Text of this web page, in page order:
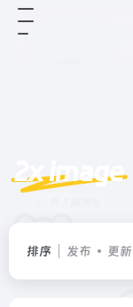
2x image
排序 发布 更新